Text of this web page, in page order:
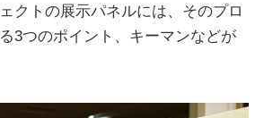
クトの展示パネルには、そのプロ
3つのポイント、キーマンなどが